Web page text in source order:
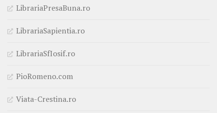
LibrariaPresaBuna.ro
LibrariaSapientia.ro
LibrariaSfIosif.ro
PioRomeno.com
Viata-Crestina.ro